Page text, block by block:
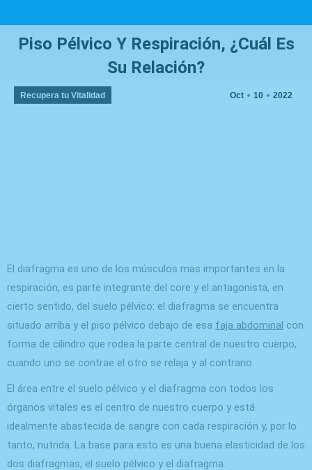
Piso Pélvico Y Respiración, ¿Cuál Es
Su Relación?
Oct 10 2022
Recupera tu Vitalidad
El diafragma es uno de los músculos mas importantes en la
respiración, es parte integrante del core y el antagonista, en
cierto sentido, del suelo pélvico: el diafragma se encuentra
situado arriba y el piso pélvico debajo de esa faja abdominal con
forma de cilindro que rodea la parte central de nuestro cuerpo,
cuando uno se contrae el otro se relaja y al contrario.
El área entre el suelo pélvico y el diafragma con todos los
órganos vitales es el centro de nuestro cuerpo y está
idealmente abastecida de sangre con cada respiración y, por lo
tanto, nutrida. La base para esto es una buena elasticidad de los
dos diafragmas, el suelo pélvico y el diafragma.